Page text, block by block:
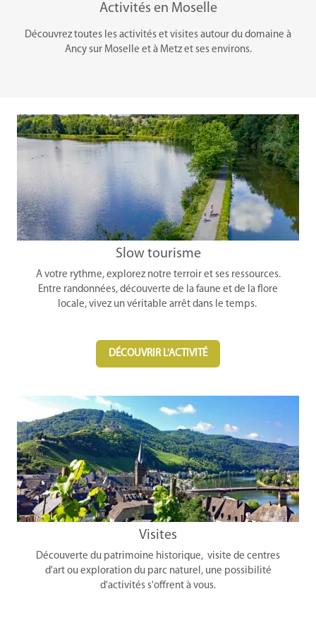
Activités en Moselle
Découvrez toutes les activités et visites autour du domaine à
Ancy sur Moselle et à Metz et ses environs.
Slow tourisme
A votre rythme, explorez notre terroir et ses ressources.
Entre randonnées, découverte de la faune et de la flore
locale, vivez un véritable arrêt dans le temps.
DÉCOUVRIR L'ACTIVITÉ
Visites
Découverte du patrimoine historique, visite de centres
d'art ou exploration du parc naturel, une possibilité
d'activités s'offrent à vous.